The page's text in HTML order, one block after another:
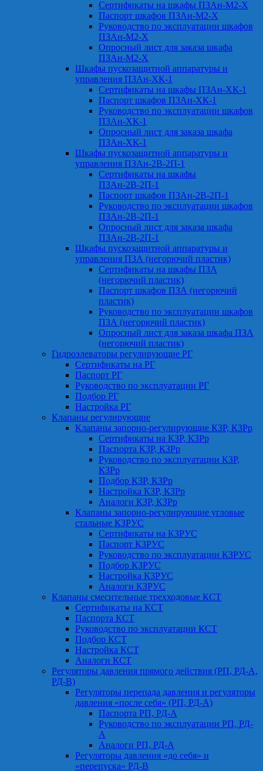
Сертификаты на шкафы ПЗАн-М2-Х
Паспорт шкафов ПЗАн-М2-Х
Руководство по эксплуатации шкафов
ПЗАн-М2-Х
Опросный лист для заказа шкафа
ПЗАн-М2-Х
Шкафы пускозащитной аппаратуры и
управления ПЗАн-ХК-1
Сертификаты на шкафы ПЗАн-ХК-1
Паспорт шкафов ПЗАн-ХК-1
Руководство по эксплуатации шкафов
ПЗАн-ХК-1
Опросный лист для заказа шкафа
ПЗАн-ХК-1
Шкафы пускозащитной аппаратуры и
управления ПЗАн-2В-2П-1
Сертификаты на шкафы
ПЗАн-2В-2П-1
Паспорт шкафов ПЗАн-2В-2П-1
Руководство по эксплуатации шкафов
ПЗАн-2В-2П-1
Опросный лист для заказа шкафа
ПЗАн-2В-2П-1
Шкафы пускозащитной аппаратуры и
управления ПЗА (негорючий пластик)
Сертификаты на шкафы ПЗА
(негорючий пластик)
Паспорт шкафов ПЗА (негорючий
пластик)
Руководство по эксплуатации шкафов
ПЗА (негорючий пластик)
Опросный лист для заказа шкафа ПЗА
(негорючий пластик)
Гидроэлеваторы регулирующие РГ
Сертификаты на РГ
Паспорт РГ
Руководство по эксплуатации РГ
Подбор РГ
Настройка РГ
Клапаны регулирующие
Клапаны запорно-регулирующие КЗР, КЗРр
Сертификаты на КЗР, КЗРр
Паспорта КЗР, КЗРр
Руководство по эксплуатации КЗР,
КЗРр
Подбор КЗР, КЗРр
Настройка КЗР, КЗРр
Аналоги КЗР, КЗРр
Клапаны запорно-регулирующие угловые
стальные КЗРУС
Сертификаты на КЗРУС
Паспорт КЗРУС
Руководство по эксплуатации КЗРУС
Подбор КЗРУС
Настройка КЗРУС
Аналоги КЗРУС
Клапаны смесительные трехходовые КСТ
Сертификаты на КСТ
Паспорта КСТ
Руководство по эксплуатации КСТ
Подбор КСТ
Настройка КСТ
Аналоги КСТ
Регуляторы давления прямого действия (РП, РД-А,
РД-В)
Регуляторы перепада давления и регуляторы
давления «после себя» (РП, РД-А)
Паспорта РП, РД-А
Руководство по эксплуатации РП, РД-
А
Аналоги РП, РД-А
Регуляторы давления «до себя» и
«перепуска» РД-В